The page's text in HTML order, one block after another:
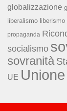
globalizzazione
liberalismo liberismo
propaganda
socialismo
sovranità
UE